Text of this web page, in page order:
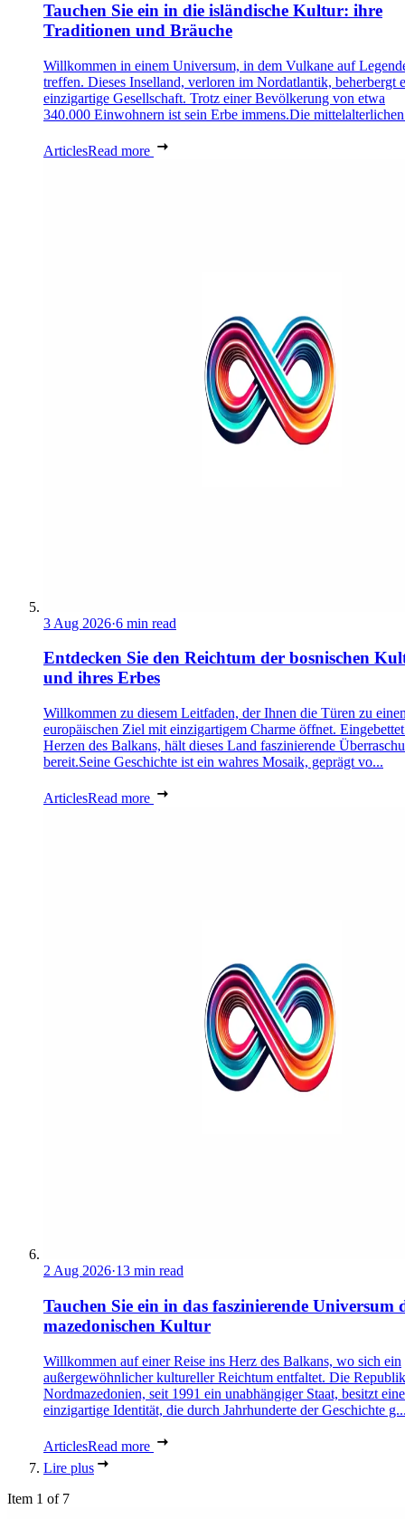
Tauchen Sie ein in die isländische Kultur: ihre
Traditionen und Bräuche
Willkommen in einem Universum, in dem Vulkane auf
treffen. Dieses Inselland, verloren im Nordatlantik, beherbergt
einzigartige Gesellschaft. Trotz einer Bevölkerung von etwa
340.000 Einwohnern ist sein Erbe immens.Die
ArticlesRead more
3 Aug 2026·6 min read
Entdecken Sie den Reichtum der bosnischen
und ihres Erbes
Willkommen zu diesem Leitfaden, der Ihnen die Türen zu
europäischen Ziel mit einzigartigem Charme öffnet.
Herzen des Balkans, hält dieses Land faszinierende
bereit.Seine Geschichte ist ein wahres Mosaik, geprägt vo...
ArticlesRead more
2 Aug 2026·13 min read
Tauchen Sie ein in das faszinierende Universum
mazedonischen Kultur
Willkommen auf einer Reise ins Herz des Balkans, wo sich ein
außergewöhnlicher kultureller Reichtum entfaltet. Die Republik
Nordmazedonien, seit 1991 ein unabhängiger Staat, besitzt eine
einzigartige Identität, die durch Jahrhunderte der Geschichte
ArticlesRead more
Lire plus
Item 1 of 7